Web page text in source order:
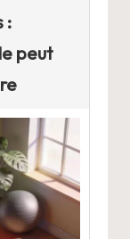
:
peut